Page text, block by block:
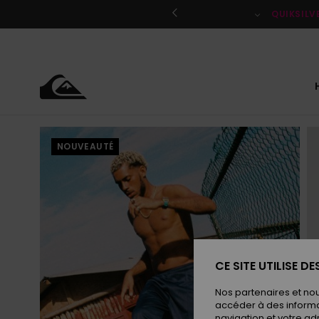
le
NOUVEAUTÉ
CE SITE UTILISE
Nos partenaires et
accéder à des